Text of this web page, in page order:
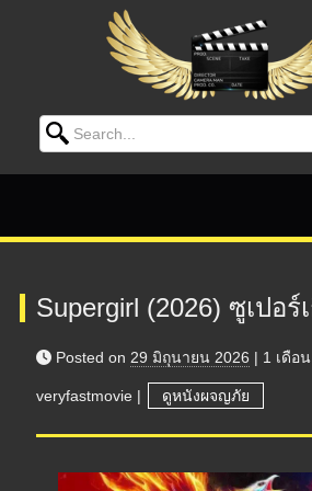
Search for:
Supergirl (2026) ซูเปอร์
Posted on 29 มิถุนายน 2026 | 1 เดือน
veryfastmovie | ดูหนังผจญภัย